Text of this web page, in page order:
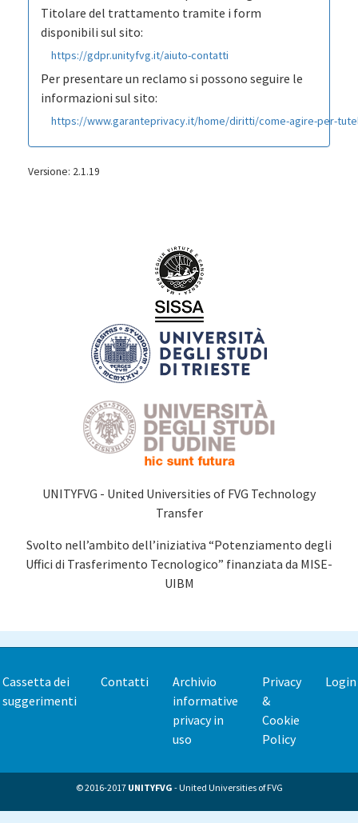
Titolare del trattamento tramite i form
disponibili sul sito:
https://gdpr.unityfvg.it/aiuto-contatti
Per presentare un reclamo si possono seguire le
informazioni sul sito:
https://www.garanteprivacy.it/home/diritti/come-agire-per-
Versione: 2.1.19
UNITYFVG - United Universities of FVG Technology
Transfer
Svolto nell’ambito dell’iniziativa “Potenziamento degli
Uffici di Trasferimento Tecnologico” finanziata da MISE-
UIBM
Footer
Cassetta dei
suggerimenti
Contatti
Archivio
informative
privacy in
uso
Privacy
&
Cookie
Policy
Login
© 2016-2017 UNITYFVG - United Universities of FVG